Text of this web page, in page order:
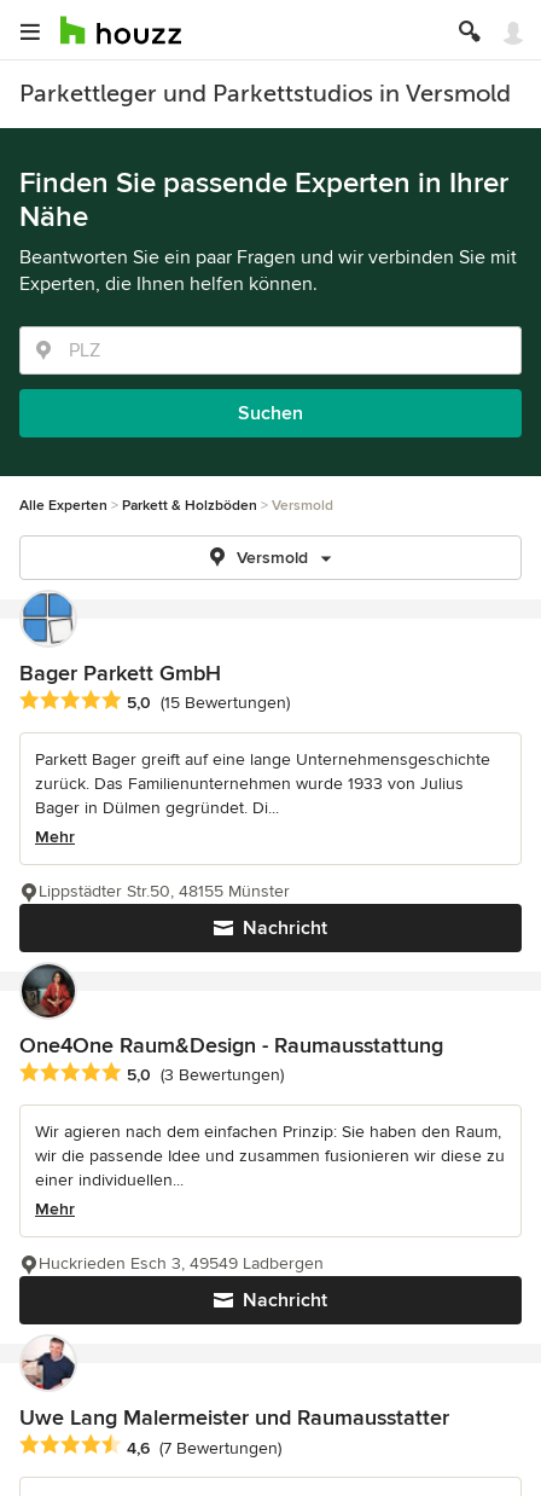
Parkettleger und Parkettstudios in Versmold
Finden Sie passende Experten in Ihrer
Nähe
Beantworten Sie ein paar Fragen und wir verbinden Sie mit
Experten, die Ihnen helfen können.
Suchen
Alle Experten Parkett & Holzböden Versmold
Versmold
Bager Parkett GmbH
Durchschnittliche Bewertung: 5 von 5 Sternen
5,0 (15 Bewertungen)
Parkett Bager greift auf eine lange Unternehmensgeschichte
zurück. Das Familienunternehmen wurde 1933 von Julius
Bager in Dülmen gegründet. Di...
Mehr
Nachricht
Lippstädter Str.50, 48155 Münster
One4One Raum&Design - Raumausstattung
Durchschnittliche Bewertung: 5 von 5 Sternen
5,0 (3 Bewertungen)
Wir agieren nach dem einfachen Prinzip: Sie haben den Raum,
wir die passende Idee und zusammen fusionieren wir diese zu
einer individuellen...
Mehr
Nachricht
Huckrieden Esch 3, 49549 Ladbergen
Uwe Lang Malermeister und Raumausstatter
Durchschnittliche Bewertung: 4.6 von 5 Sternen
4,6 (7 Bewertungen)